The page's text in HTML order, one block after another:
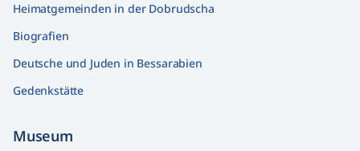
Heimatgemeinden in der Dobrudscha
Biografien
Deutsche und Juden in Bessarabien
Gedenkstätte
Museum